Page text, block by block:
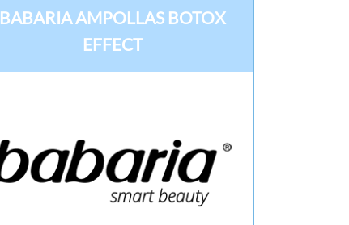
BABARIA AMPOLLAS BOTOX
EFFECT